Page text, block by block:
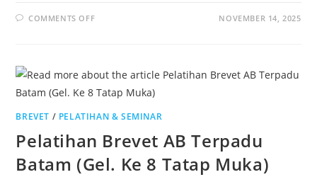
COMMENTS OFF NOVEMBER 14, 2025
BREVET / PELATIHAN & SEMINAR
Pelatihan Brevet AB Terpadu
Batam (Gel. Ke 8 Tatap Muka)